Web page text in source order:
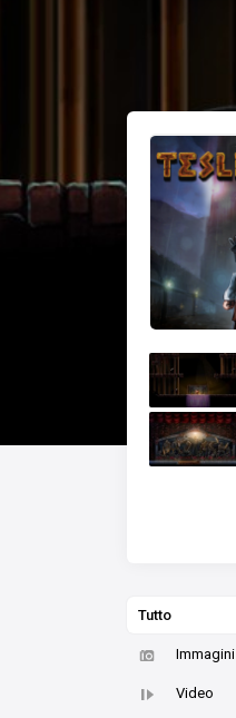
Tutto
Immagini
Video